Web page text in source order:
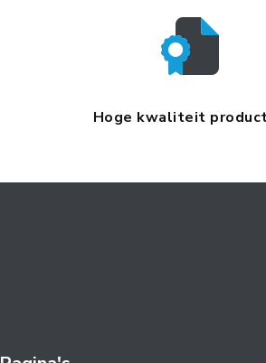
Hoge kwaliteit